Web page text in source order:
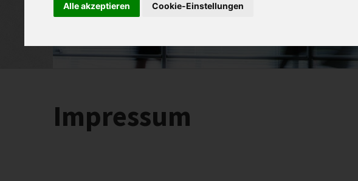
Alle akzeptieren Cookie-Einstellungen
Impressum